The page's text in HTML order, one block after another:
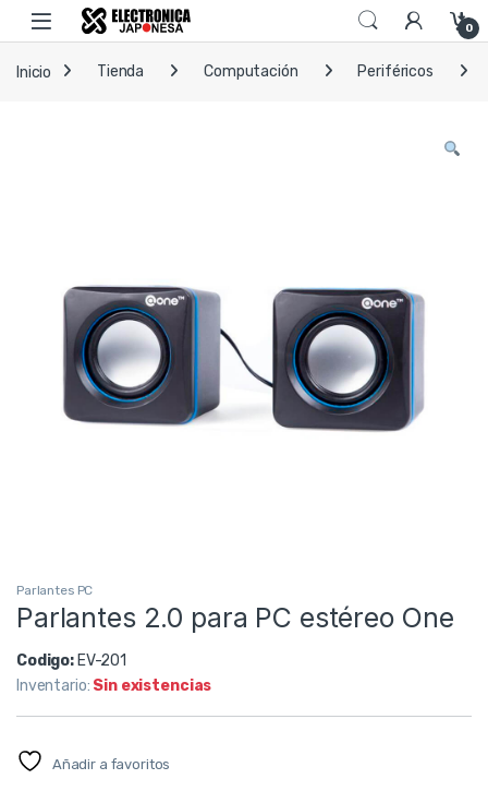
Skip to navigation
Skip to content
Open 0
Inicio Tienda Computación Periféricos
Parlantes PC
Parlantes 2.0 para PC estéreo One
Codigo: EV-201
Inventario: Sin existencias
Añadir a favoritos